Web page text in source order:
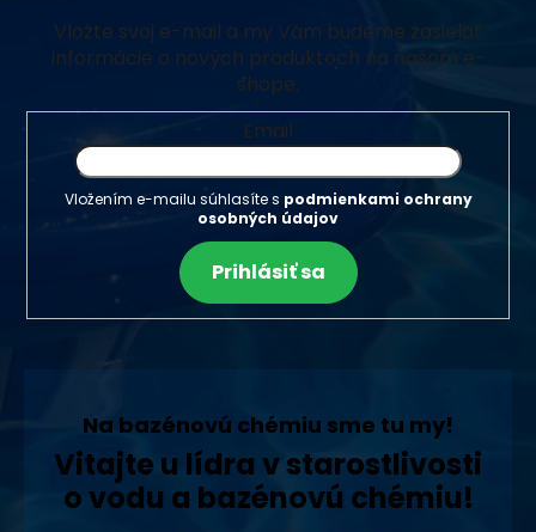
Vložte svoj e-mail a my Vám budeme zasielať
informácie o nových produktoch na našom e-
shope.
Email
Vložením e-mailu súhlasíte s podmienkami ochrany
osobných údajov
Prihlásiť sa
Na bazénovú chémiu sme tu my!
Vitajte u lídra v starostlivosti
o vodu a bazénovú chémiu!